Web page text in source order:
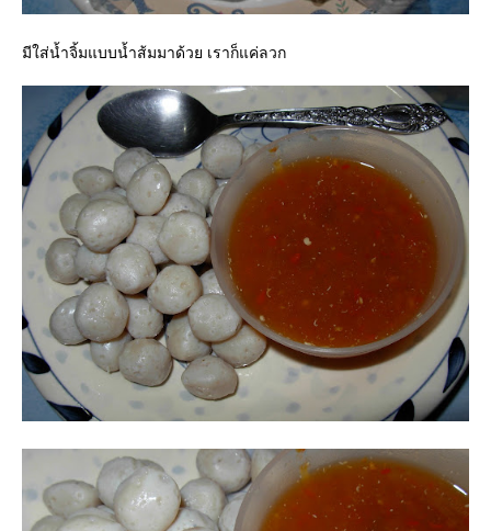
มีใส่น้ำจิ้มแบบน้ำส้มมาด้วย เราก็แค่ลวก